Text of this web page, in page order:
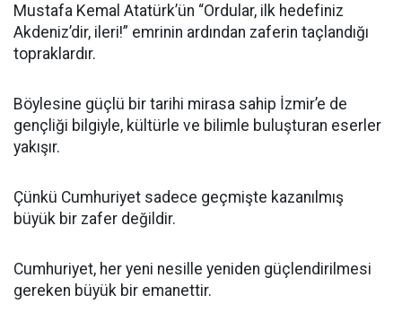
Mustafa Kemal Atatürk’ün “Ordular, ilk hedefiniz
Akdeniz’dir, ileri!” emrinin ardından zaferin taçlandığı
topraklardır.
Böylesine güçlü bir tarihi mirasa sahip İzmir’e de
gençliği bilgiyle, kültürle ve bilimle buluşturan eserler
yakışır.
Çünkü Cumhuriyet sadece geçmişte kazanılmış
büyük bir zafer değildir.
Cumhuriyet, her yeni nesille yeniden güçlendirilmesi
gereken büyük bir emanettir.